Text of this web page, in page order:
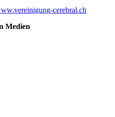
cerebral.ch
Medien